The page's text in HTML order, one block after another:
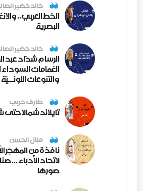
خالد خضير
الخط العربي..
البصرية
خالد خضير
الرسام شدّاد عبد
الغمامات
والتنوعات اللونــيّة
طارق حربي
تايلاند شمالا حتى
منال الحسن
نافذة من المهجر
لاتحاد الأدباء ...
صورها